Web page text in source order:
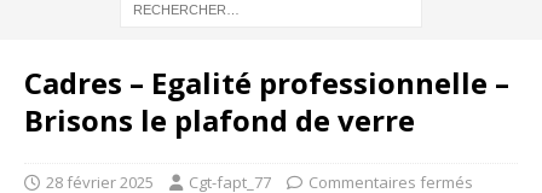
Cadres – Egalité professionnelle –
Brisons le plafond de verre
28 février 2025 Cgt-fapt_77 Commentaires fermés